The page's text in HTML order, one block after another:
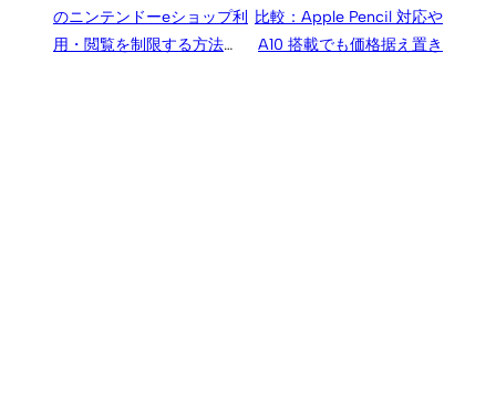
のニンテンドーeショップ利
用・閲覧を制限する方法、
比較：Apple Pencil 対応や
A10 搭載でも価格据え置き